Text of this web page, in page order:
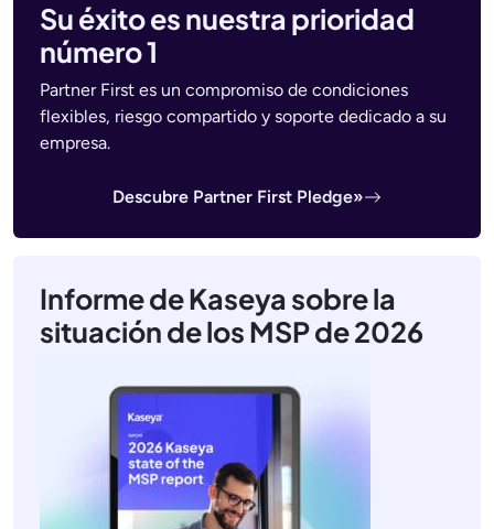
Su éxito es nuestra prioridad
número 1
Partner First es un compromiso de condiciones
flexibles, riesgo compartido y soporte dedicado a su
empresa.
Descubre Partner First Pledge»
Informe de Kaseya sobre la
situación de los MSP de 2026